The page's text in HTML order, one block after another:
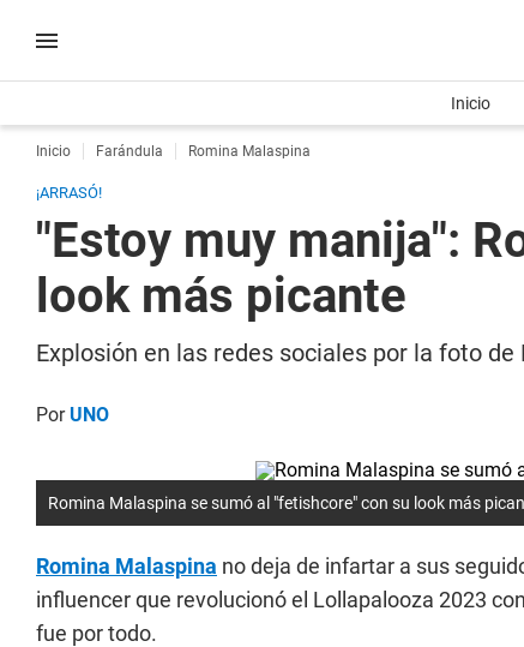
Inicio
Inicio Farándula Romina Malaspina
¡ARRASÓ!
"Estoy muy manija":
look más picante
Explosión en las redes sociales por la foto
PorUNO
Romina Malaspina se sumó al "fetishcore" con su look más
Romina Malaspina no deja de infartar a sus
influencer que revolucionó el Lollapalooza 2023
fue por todo.